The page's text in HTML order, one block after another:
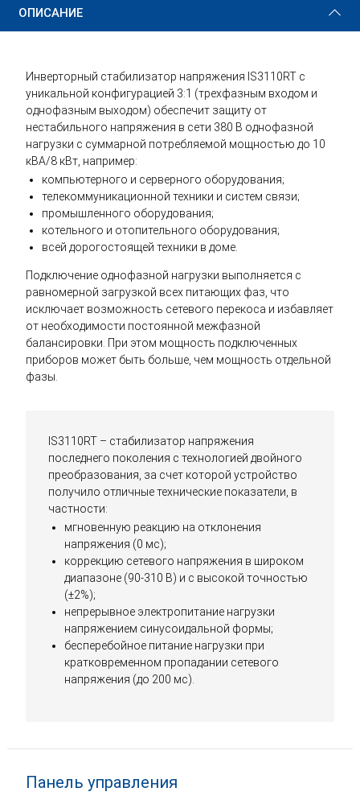
ОПИСАНИЕ
Инверторный стабилизатор напряжения IS3110RT с
уникальной конфигурацией 3:1 (трехфазным входом и
однофазным выходом) обеспечит защиту от
нестабильного напряжения в сети 380 В однофазной
нагрузки с суммарной потребляемой мощностью до 10
кВА/8 кВт, например:
компьютерного и серверного оборудования;
телекоммуникационной техники и систем связи;
промышленного оборудования;
котельного и отопительного оборудования;
всей дорогостоящей техники в доме.
Подключение однофазной нагрузки выполняется с
равномерной загрузкой всех питающих фаз, что
исключает возможность сетевого перекоса и избавляет
от необходимости постоянной межфазной
балансировки. При этом мощность подключенных
приборов может быть больше, чем мощность отдельной
фазы.
IS3110RT – стабилизатор напряжения
последнего поколения с технологией двойного
преобразования, за счет которой устройство
получило отличные технические показатели, в
частности:
мгновенную реакцию на отклонения
напряжения (0 мс);
коррекцию сетевого напряжения в широком
диапазоне (90-310 В) и с высокой точностью
(±2%);
непрерывное электропитание нагрузки
напряжением синусоидальной формы;
бесперебойное питание нагрузки при
кратковременном пропадании сетевого
напряжения (до 200 мс).
Панель управления